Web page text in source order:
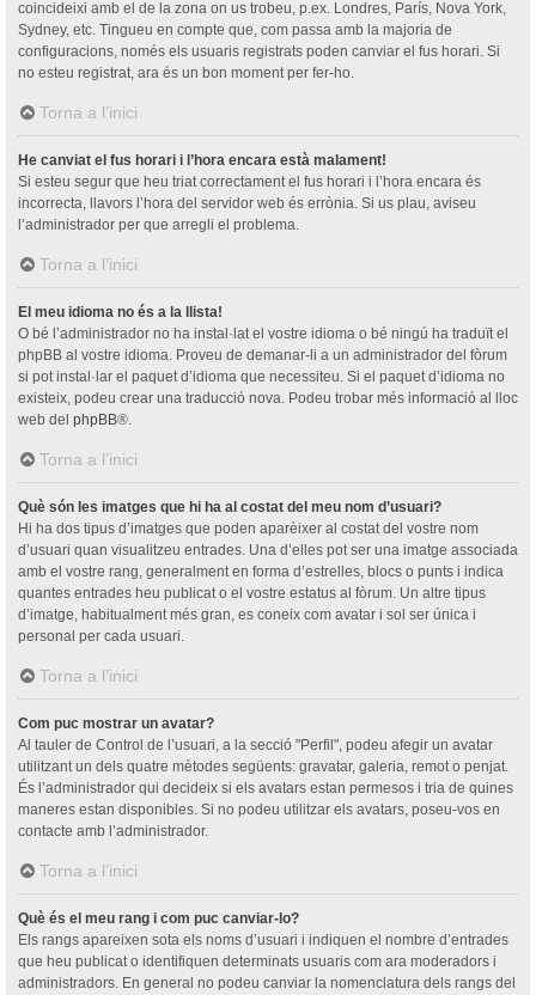
coincideixi amb el de la zona on us trobeu, p.ex. Londres, París, Nova York,
Sydney, etc. Tingueu en compte que, com passa amb la majoria de
configuracions, només els usuaris registrats poden canviar el fus horari. Si
no esteu registrat, ara és un bon moment per fer-ho.
Torna a l’inici
He canviat el fus horari i l’hora encara està malament!
Si esteu segur que heu triat correctament el fus horari i l’hora encara és
incorrecta, llavors l’hora del servidor web és errònia. Si us plau, aviseu
l’administrador per que arregli el problema.
Torna a l’inici
El meu idioma no és a la llista!
O bé l’administrador no ha instal·lat el vostre idioma o bé ningú ha traduït el
phpBB al vostre idioma. Proveu de demanar-li a un administrador del fòrum
si pot instal·lar el paquet d’idioma que necessiteu. Si el paquet d’idioma no
existeix, podeu crear una traducció nova. Podeu trobar més informació al lloc
web del phpBB®.
Torna a l’inici
Què són les imatges que hi ha al costat del meu nom d’usuari?
Hi ha dos tipus d’imatges que poden aparèixer al costat del vostre nom
d’usuari quan visualitzeu entrades. Una d’elles pot ser una imatge associada
amb el vostre rang, generalment en forma d’estrelles, blocs o punts i indica
quantes entrades heu publicat o el vostre estatus al fòrum. Un altre tipus
d’imatge, habitualment més gran, es coneix com avatar i sol ser única i
personal per cada usuari.
Torna a l’inici
Com puc mostrar un avatar?
Al tauler de Control de l’usuari, a la secció "Perfil", podeu afegir un avatar
utilitzant un dels quatre mètodes següents: gravatar, galeria, remot o penjat.
És l’administrador qui decideix si els avatars estan permesos i tria de quines
maneres estan disponibles. Si no podeu utilitzar els avatars, poseu-vos en
contacte amb l’administrador.
Torna a l’inici
Què és el meu rang i com puc canviar-lo?
Els rangs apareixen sota els noms d’usuari i indiquen el nombre d’entrades
que heu publicat o identifiquen determinats usuaris com ara moderadors i
administradors. En general no podeu canviar la nomenclatura dels rangs del